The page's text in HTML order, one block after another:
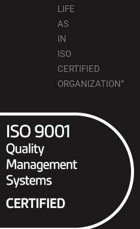
LIFE
AS
IN
ISO
CERTIFIED
ORGANIZATION”